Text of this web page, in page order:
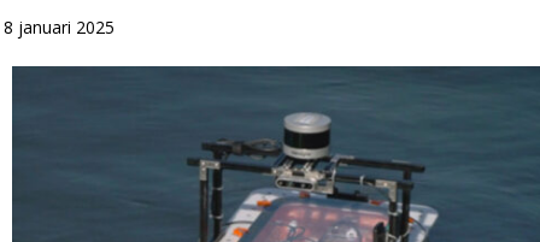
8 januari 2025